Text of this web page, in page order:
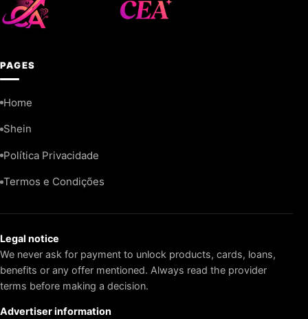
PAGES
Home
Shein
Política Privacidade
Termos e Condições
Legal notice
We never ask for payment to unlock products, cards, loans,
benefits or any offer mentioned. Always read the provider
terms before making a decision.
Advertiser information